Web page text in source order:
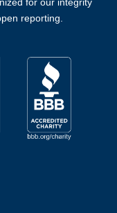
for our integrity
reporting.